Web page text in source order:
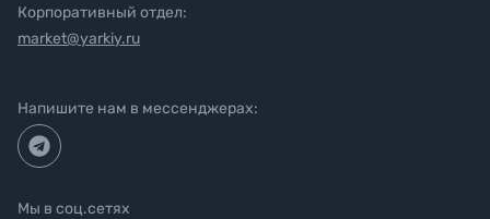
Корпоративный отдел:
market@yarkiy.ru
Напишите нам в мессенджерах:
Мы в соц.сетях